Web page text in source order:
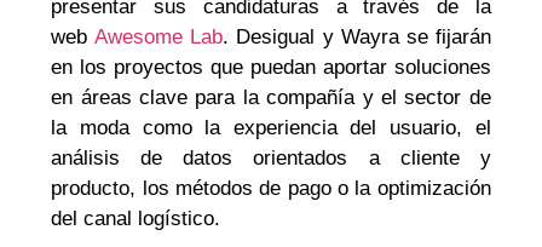
presentar sus candidaturas a través de la
webAwesome Lab. Desigual y Wayra se fijarán
en los proyectos que puedan aportar soluciones
en áreas clave para la compañía y el sector de
la moda como la experiencia del usuario, el
análisis de datos orientados a cliente y
producto, los métodos de pago o la optimización
del canal logístico.